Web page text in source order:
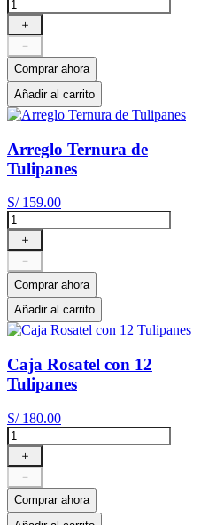
＋
－
Comprar ahora
Añadir al carrito
Arreglo Ternura de
Tulipanes
S/ 159.00
＋
－
Comprar ahora
Añadir al carrito
Caja Rosatel con 12
Tulipanes
S/ 180.00
＋
－
Comprar ahora